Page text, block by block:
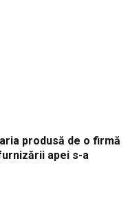
produsă de o firmă
apei s-a